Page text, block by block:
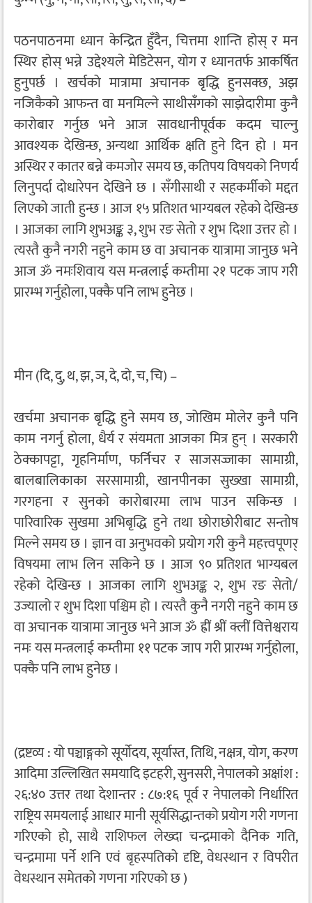
पठनपाठनमा ध्यान केन्द्रित हुँदैन, चित्तमा शान्ति होस् र मन
स्थिर होस् भन्ने उद्देश्यले मेडिटेसन, योग र ध्यानतर्फ आकर्षित
हुनुपर्छ । खर्चको मात्रामा अचानक बृद्धि हुनसक्छ, अझ
नजिकैको आफन्त वा मनमिल्ने साथीसँगको साझेदारीमा कुनै
कारोबार गर्नुछ भने आज सावधानीपूर्वक कदम चाल्नु
आवश्यक देखिन्छ, अन्यथा आर्थिक क्षति हुने दिन हो । मन
अस्थिर र कातर बन्ने कमजोर समय छ, कतिपय विषयको निणर्य
लिनुपर्दा दोधारेपन देखिने छ । सँगीसाथी र सहकर्मीको मद्दत
लिएको जाती हुन्छ । आज १५ प्रतिशत भाग्यबल रहेको देखिन्छ
। आजका लागि शुभअङ्क ३, शुभ रङ सेतो र शुभ दिशा उत्तर हो ।
त्यस्तै कुनै नगरी नहुने काम छ वा अचानक यात्रामा जानुछ भने
आज ॐ नमःशिवाय यस मन्त्रलाई कम्तीमा २१ पटक जाप गरी
प्रारम्भ गर्नुहोला, पक्कै पनि लाभ हुनेछ ।
मीन (दि, दु, थ, झ, ञ, दे, दो, च, चि) –
खर्चमा अचानक बृद्धि हुने समय छ, जोखिम मोलेर कुनै पनि
काम नगर्नु होला, धैर्य र संयमता आजका मित्र हुन् । सरकारी
ठेक्कापट्टा, गृहनिर्माण, फर्निचर र साजसज्जाका सामाग्री,
बालबालिकाका सरसामाग्री, खानपीनका सुख्खा सामाग्री,
गरगहना र सुनको कारोबारमा लाभ पाउन सकिन्छ ।
पारिवारिक सुखमा अभिबृद्धि हुने तथा छोराछोरीबाट सन्तोष
मिल्ने समय छ । ज्ञान वा अनुभवको प्रयोग गरी कुनै महत्त्वपूणर्
विषयमा लाभ लिन सकिने छ । आज ९० प्रतिशत भाग्यबल
रहेको देखिन्छ । आजका लागि शुभअङ्क २, शुभ रङ सेतो/
उज्यालो र शुभ दिशा पश्चिम हो । त्यस्तै कुनै नगरी नहुने काम छ
वा अचानक यात्रामा जानुछ भने आज ॐ ह्रीं श्रीं क्लीं वित्तेश्वराय
नमः यस मन्त्रलाई कम्तीमा ११ पटक जाप गरी प्रारम्भ गर्नुहोला,
पक्कै पनि लाभ हुनेछ ।
(द्रष्टव्य : यो पञ्चाङ्गको सूर्योदय, सूर्यास्त, तिथि, नक्षत्र, योग, करण
आदिमा उल्लिखित समयादि इटहरी, सुनसरी, नेपालको अक्षांश :
२६:४० उत्तर तथा देशान्तर : ८७:१६ पूर्व र नेपालको निर्धारित
राष्ट्रिय समयलाई आधार मानी सूर्यसिद्धान्तको प्रयोग गरी गणना
गरिएको हो, साथै राशिफल लेख्दा चन्द्रमाको दैनिक गति,
चन्द्रमामा पर्ने शनि एवं बृहस्पतिको दृष्टि, वेधस्थान र विपरीत
वेधस्थान समेतको गणना गरिएको छ )